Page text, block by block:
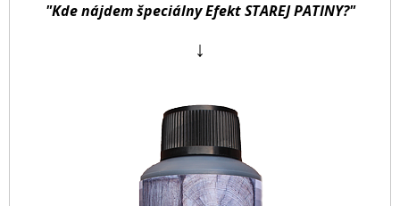
"Kde nájdem špeciálny Efekt STAREJ PATINY?"
↓